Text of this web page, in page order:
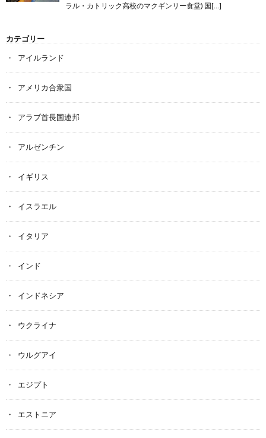
ラル・カトリック高校のマクギンリー食堂) 国[…]
カテゴリー
アイルランド
アメリカ合衆国
アラブ首長国連邦
アルゼンチン
イギリス
イスラエル
イタリア
インド
インドネシア
ウクライナ
ウルグアイ
エジプト
エストニア